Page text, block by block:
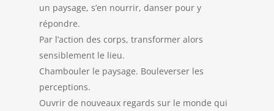
un paysage, s’en nourrir, danser pour y
répondre.
Par l’action des corps, transformer alors
sensiblement le lieu.
Chambouler le paysage. Bouleverser les
perceptions.
Ouvrir de nouveaux regards sur le monde qui